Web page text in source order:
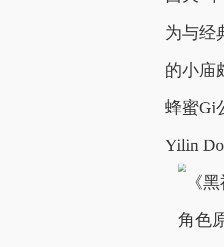
为与经
的小庙
蜂蜜Gi
Yilin